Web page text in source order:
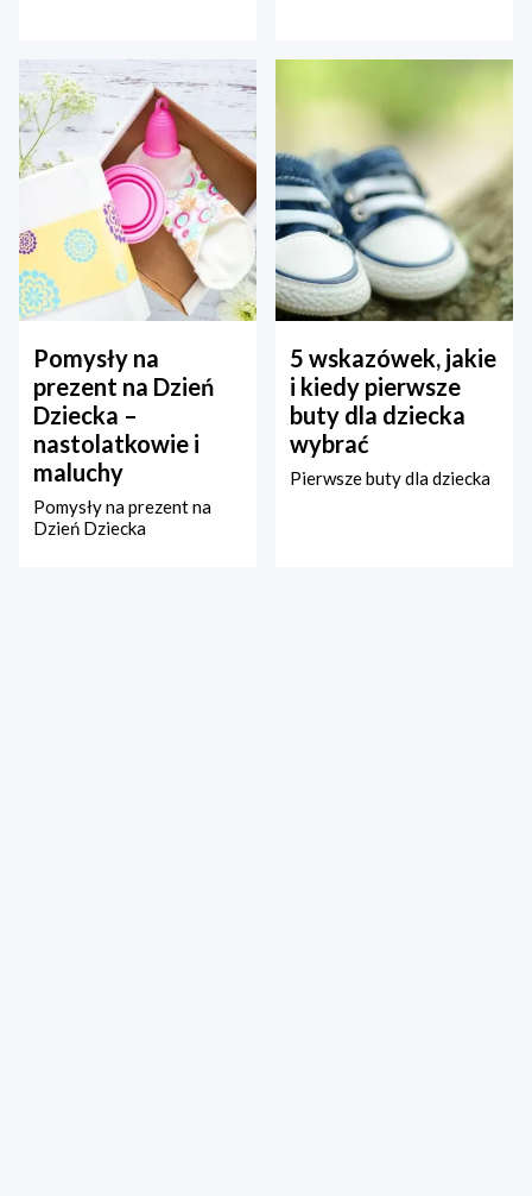
Pomysły na
prezent na Dzień
Dziecka –
nastolatkowie i
maluchy
Pomysły na prezent na
Dzień Dziecka
5 wskazówek, jakie
i kiedy pierwsze
buty dla dziecka
wybrać
Pierwsze buty dla dziecka